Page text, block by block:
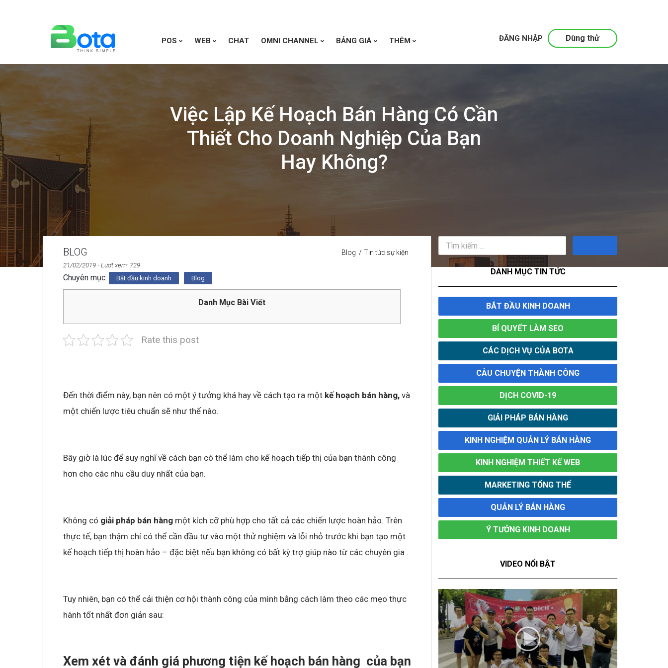
POS WEB CHAT OMNI CHANNEL BẢNG GIÁ THÊM Dùng thử
ĐĂNG NHẬP
Việc Lập Kế Hoạch Bán Hàng Có Cần
Thiết Cho Doanh Nghiệp Của Bạn
Hay Không?
BLOG Blog Tin tức sự kiện
21/02/2019 - Lượt xem: 729
Chuyên mục: Bắt đầu kinh doanh Blog
Danh Mục Bài Viết
Rate this post
Đến thời điểm này, bạn nên có một ý tưởng khá hay về cách tạo ra một kế hoạch bán hàng, và
một chiến lược tiêu chuẩn sẽ như thế nào.
Bây giờ là lúc để suy nghĩ về cách bạn có thể làm cho kế hoạch tiếp thị của bạn thành công
hơn cho các nhu cầu duy nhất của bạn.
Không có giải pháp bán hàng một kích cỡ phù hợp cho tất cả các chiến lược hoàn hảo. Trên
thực tế, bạn thậm chí có thể cần đầu tư vào một thử nghiệm và lỗi nhỏ trước khi bạn tạo một
kế hoạch tiếp thị hoàn hảo – đặc biệt nếu bạn không có bất kỳ trợ giúp nào từ các chuyên gia .
Tuy nhiên, bạn có thể cải thiện cơ hội thành công của mình bằng cách làm theo các mẹo thực
hành tốt nhất đơn giản sau:
Xem xét và đánh giá phương tiện kế hoạch bán hàng của bạn
DANH MỤC TIN TỨC
BẮT ĐẦU KINH DOANH
BÍ QUYẾT LÀM SEO
CÁC DỊCH VỤ CỦA BOTA
CÂU CHUYỆN THÀNH CÔNG
DỊCH COVID-19
GIẢI PHÁP BÁN HÀNG
KINH NGHIỆM QUẢN LÝ BÁN HÀNG
KINH NGHIỆM THIẾT KẾ WEB
MARKETING TỔNG THỂ
QUẢN LÝ BÁN HÀNG
Ý TƯỞNG KINH DOANH
VIDEO NỔI BẬT